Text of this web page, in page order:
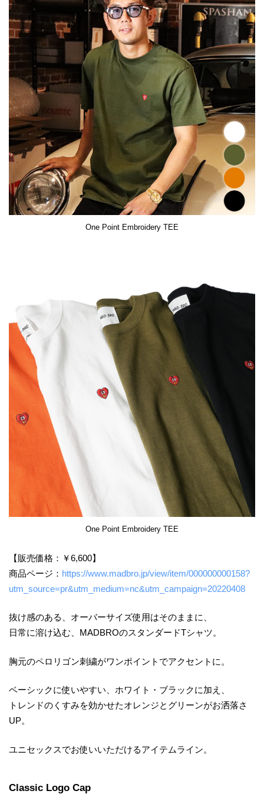
One Point Embroidery TEE
One Point Embroidery TEE
【販売価格：￥6,600】
商品ページ： https://www.madbro.jp/view/item/000000000158?
utm_source=pr&utm_medium=nc&utm_campaign=20220408
抜け感のある、オーバーサイズ使用はそのままに、
日常に溶け込む、MADBROのスタンダードTシャツ。
胸元のペロリゴン刺繍がワンポイントでアクセントに。
ベーシックに使いやすい、ホワイト・ブラックに加え、
トレンドのくすみを効かせたオレンジとグリーンがお洒落さ
UP。
ユニセックスでお使いいただけるアイテムライン。
Classic Logo Cap